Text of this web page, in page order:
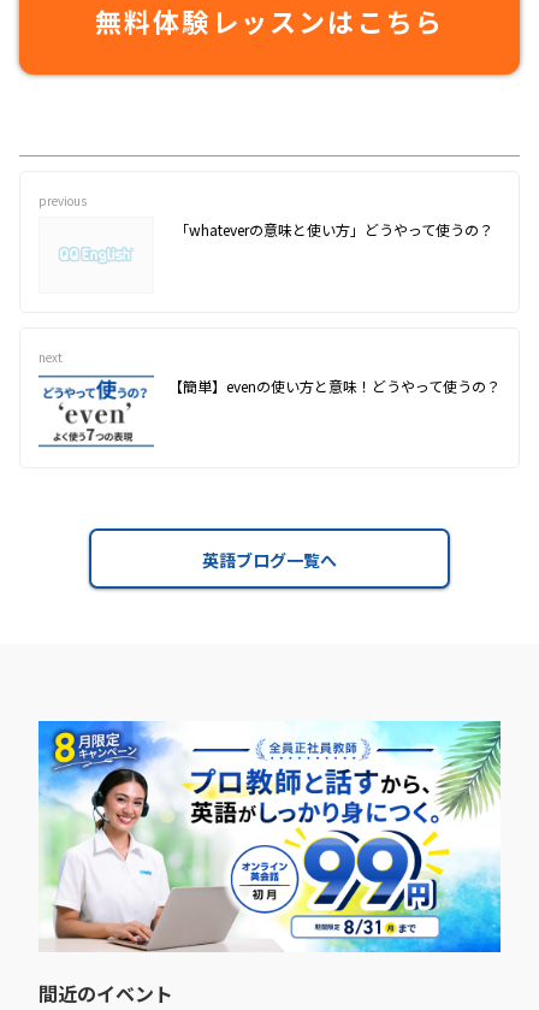
無料体験レッスンはこちら
previous
「whateverの意味と使い方」どうやって使うの？
next
【簡単】evenの使い方と意味！どうやって使うの？
英語ブログ一覧へ
間近のイベント​